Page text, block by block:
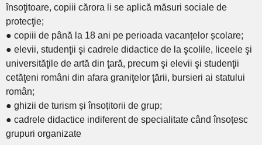
însoţitoare, copiii cărora li se aplică măsuri sociale de
protecţie;
● copiii de până la 18 ani pe perioada vacanțelor școlare;
● elevii, studenţii şi cadrele didactice de la şcolile, liceele şi
universităţile de artă din ţară, precum şi elevii şi studenţii
cetăţeni români din afara graniţelor ţării, bursieri ai statului
român;
● ghizii de turism și însoțitorii de grup;
● cadrele didactice indiferent de specialitate când însoțesc
grupuri organizate